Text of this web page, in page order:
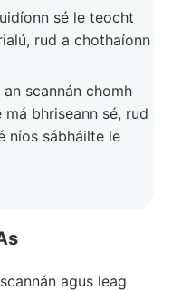
sé le teocht
rud a chothaíonn
an scannán chomh
bhriseann sé, rud
níos sábháilte le
agus leag